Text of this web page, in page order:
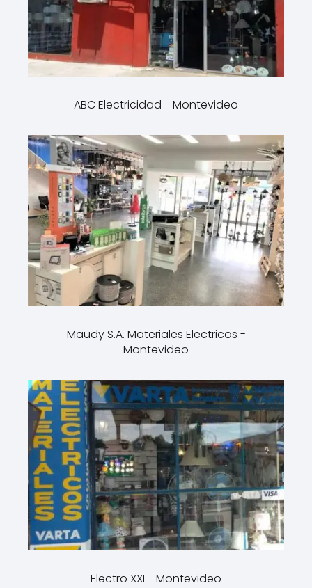
ABC Electricidad - Montevideo
Maudy S.A. Materiales Electricos -
Montevideo
Electro XXI - Montevideo